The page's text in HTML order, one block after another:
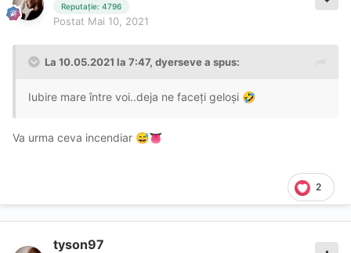
Reputație: 4796
Postat Mai 10, 2021
La 10.05.2021 la 7:47, dyersevea spus:
Iubire mare între voi..deja ne faceți geloși 🤣
Va urma ceva incendiar 😅👅
2
tyson97